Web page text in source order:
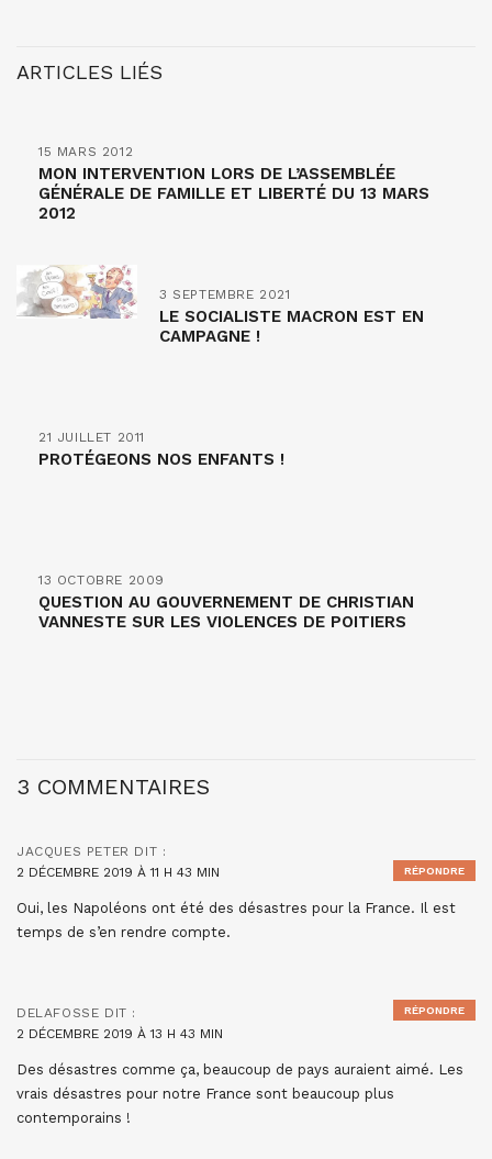
ARTICLES LIÉS
15 MARS 2012
MON INTERVENTION LORS DE L’ASSEMBLÉE
GÉNÉRALE DE FAMILLE ET LIBERTÉ DU 13 MARS
2012
3 SEPTEMBRE 2021
LE SOCIALISTE MACRON EST EN
CAMPAGNE !
21 JUILLET 2011
PROTÉGEONS NOS ENFANTS !
13 OCTOBRE 2009
QUESTION AU GOUVERNEMENT DE CHRISTIAN
VANNESTE SUR LES VIOLENCES DE POITIERS
3 COMMENTAIRES
JACQUES PETER DIT :
2 DÉCEMBRE 2019 À 11 H 43 MIN
Oui, les Napoléons ont été des désastres pour la France. Il est
temps de s’en rendre compte.
RÉPONDRE
DELAFOSSE DIT :
2 DÉCEMBRE 2019 À 13 H 43 MIN
Des désastres comme ça, beaucoup de pays auraient aimé. Les
vrais désastres pour notre France sont beaucoup plus
contemporains !
RÉPONDRE